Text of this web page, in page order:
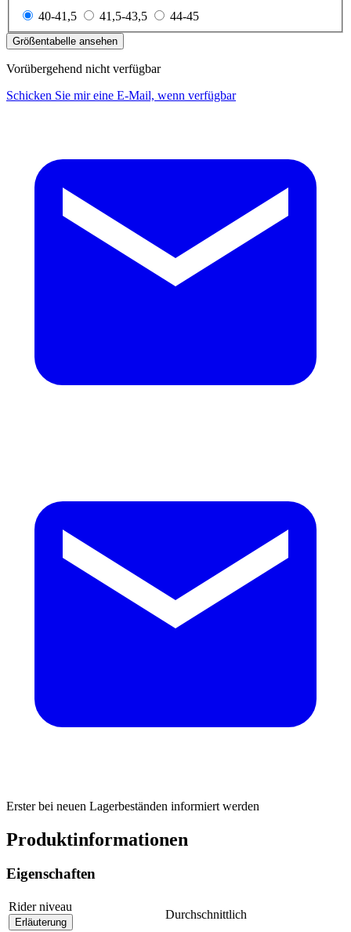
40-41,5 41,5-43,5 44-45
Größentabelle ansehen
Vorübergehend nicht verfügbar
Schicken Sie mir eine E-Mail, wenn verfügbar
Erster bei neuen Lagerbeständen informiert werden
Produktinformationen
Eigenschaften
Rider niveau
Erläuterung
Durchschnittlich